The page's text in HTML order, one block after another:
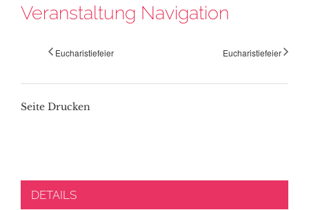
Veranstaltung Navigation
Eucharistiefeier Eucharistiefeier
Seite Drucken
DETAILS